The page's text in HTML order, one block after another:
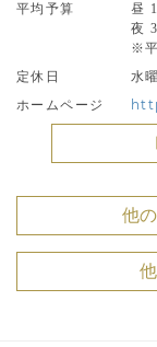
平均予算
昼
夜
※
定休日
水
ホームページ
他